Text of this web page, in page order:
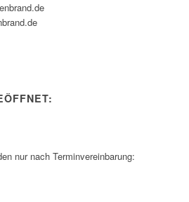
nur nach Terminvereinbarung: